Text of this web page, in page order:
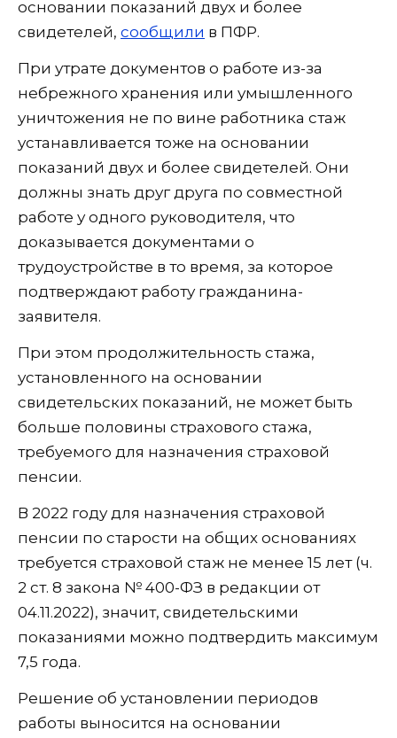
основании показаний двух и более
свидетелей, сообщили в ПФР.
При утрате документов о работе из-за
небрежного хранения или умышленного
уничтожения не по вине работника стаж
устанавливается тоже на основании
показаний двух и более свидетелей. Они
должны знать друг друга по совместной
работе у одного руководителя, что
доказывается документами о
трудоустройстве в то время, за которое
подтверждают работу гражданина-
заявителя.
При этом продолжительность стажа,
установленного на основании
свидетельских показаний, не может быть
больше половины страхового стажа,
требуемого для назначения страховой
пенсии.
В 2022 году для назначения страховой
пенсии по старости на общих основаниях
требуется страховой стаж не менее 15 лет (ч.
2 ст. 8 закона № 400-ФЗ в редакции от
04.11.2022), значит, свидетельскими
показаниями можно подтвердить максимум
7,5 года.
Решение об установлении периодов
работы выносится на основании